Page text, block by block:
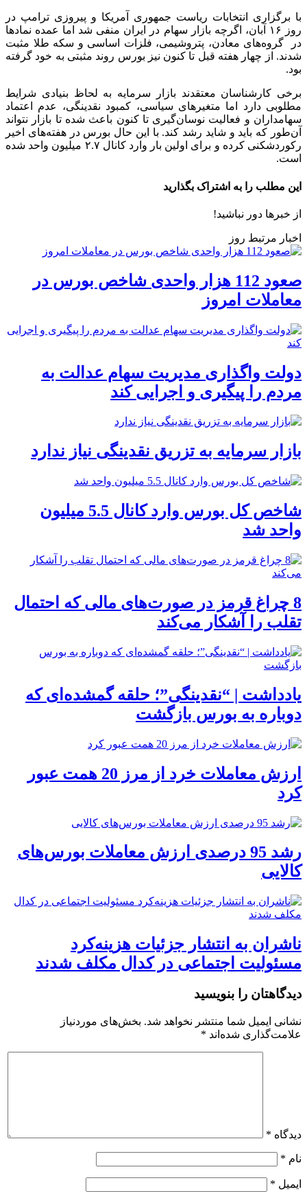
با برگزاری انتخابات ریاست جمهوری آمریکا و پیروزی ترامپ در
روز ۱۶ آبان، اگرچه بازار سهام در ایران منفی شد اما عمده نمادها
در گروه‌های معادن، پتروشیمی، فلزات اساسی و سکه طلا مثبت
شدند. از چهار هفته قبل تا کنون نیز بورس روند مثبتی به خود گرفته
بود.
برخی کارشناسان معتقدند بازار سرمایه به لحاظ بنیادی شرایط
مطلوبی دارد اما متغیرهای سیاسی، کمبود نقدینگی، عدم اعتماد
سهامداران و فعالیت نوسان‌گیری تا کنون باعث شده تا بازار نتواند
آن‌طور که باید و شاید رشد کند. با این حال بورس در هفته‌های اخیر
رکوردشکنی کرده و برای اولین بار وارد کانال ۲.۷ میلیون واحد شده
است.
این مطلب را به اشتراک بگذارید
از خبرها دور نباشید!
اخبار مرتبط روز
صعود 112 هزار واحدی شاخص بورس در
معاملات امروز
دولت واگذاری مدیریت سهام عدالت به
مردم را پیگیری و اجرایی کند
بازار سرمایه به تزریق نقدینگی نیاز ندارد
شاخص کل بورس وارد کانال 5.5 میلیون
واحد شد
8 چراغ قرمز در صورت‌های مالی که احتمال
تقلب را آشکار می‌کند
یادداشت | “نقدینگی”؛ حلقه گمشده‌ای که
دوباره به بورس بازگشت
ارزش معاملات خرد از مرز 20 همت عبور
کرد
رشد 95 درصدی ارزش معاملات بورس‌های
کالایی
ناشران به انتشار جزئیات هزینه‌کرد
مسئولیت اجتماعی در کدال مکلف شدند
دیدگاهتان را بنویسید
نشانی ایمیل شما منتشر نخواهد شد. بخش‌های موردنیاز
علامت‌گذاری شده‌اند *
دیدگاه *
نام *
ایمیل *